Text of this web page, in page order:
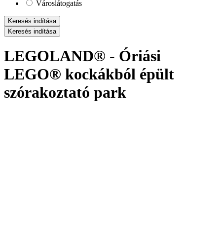
Városlátogatás
Keresés indítása
Keresés indítása
LEGOLAND® - Óriási
LEGO® kockákból épült
szórakoztató park